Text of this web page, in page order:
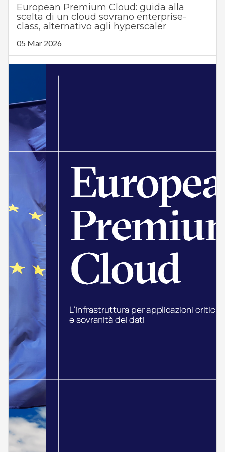
European Premium Cloud: guida alla
scelta di un cloud sovrano enterprise-
class, alternativo agli hyperscaler
05 Mar 2026